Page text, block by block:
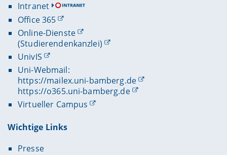
Intranet
Office 365
Online-Dienste
(Studierendenkanzlei)
UnivIS
Uni-Webmail:
https://mailex.uni-bamberg.de
https://o365.uni-bamberg.de
Virtueller Campus
Wichtige Links
Presse